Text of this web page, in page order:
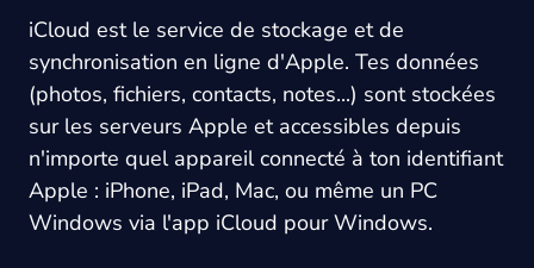
iCloud est le service de stockage et de
synchronisation en ligne d'Apple. Tes données
(photos, fichiers, contacts, notes...) sont stockées
sur les serveurs Apple et accessibles depuis
n'importe quel appareil connecté à ton identifiant
Apple : iPhone, iPad, Mac, ou même un PC
Windows via l'app iCloud pour Windows.